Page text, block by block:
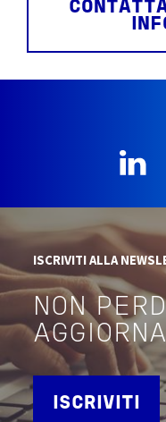
ISCRIVITI ALLA
NON
ISCRIVITI